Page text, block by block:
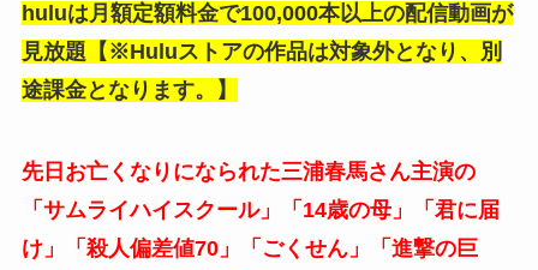
huluは月額定額料金で100,000本以上の配信動画が
見放題【※Huluストアの作品は対象外となり、別
途課金となります。】
先日お亡くなりになられた三浦春馬さん主演の
「サムライハイスクール」「14歳の母」「君に届
け」「殺人偏差値70」「ごくせん」「進撃の巨